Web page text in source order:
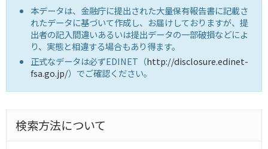
本データは、金融庁に提出された大量保有報告書に記載さ
れたデータに基づいて作成し、お届けしておりますが、提
出者の記入間違いあるいは提出データの一部破損などによ
り、実態と相違する場合もあり得ます。
正式なデータは必ずEDINET（http://disclosure.edinet-
fsa.go.jp/）でご確認ください。
検索方法について